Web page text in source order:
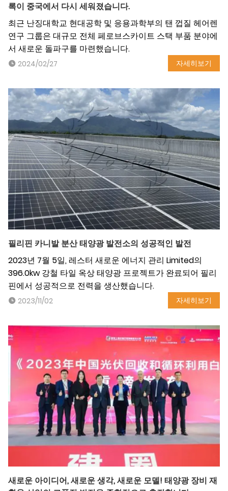
록이 중국에서 다시 세워졌습니다.
최근 난징대학교 현대공학 및 응용과학부의 탠 껍질 헤어렌
연구 그룹은 대규모 전체 페로브스카이트 스택 부품 분야에
서 새로운 돌파구를 마련했습니다.
2024/02/27 자세히보기
필리핀 카니발 분산 태양광 발전소의 성공적인 발전
2023년 7월 5일, 레스터 새로운 에너지 관리 Limited의
396.0kw 강철 타일 옥상 태양광 프로젝트가 완료되어 필리
핀에서 성공적으로 전력을 생산했습니다.
2023/11/02 자세히보기
새로운 아이디어, 새로운 생각, 새로운 모델! 태양광 장비 재